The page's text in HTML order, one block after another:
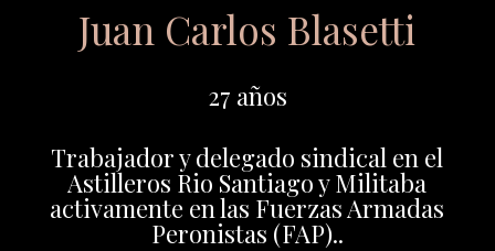
Juan Carlos Blasetti
27 años
Trabajador y delegado sindical en el
Astilleros Rio Santiago y Militaba
activamente en las Fuerzas Armadas
Peronistas (FAP)..